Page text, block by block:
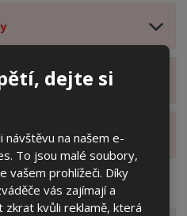
dejte si
návštěvu na našem e-
To jsou malé soubory,
vašem prohlížeči. Díky
vás zajímají a
zkrat kvůli reklamě, která